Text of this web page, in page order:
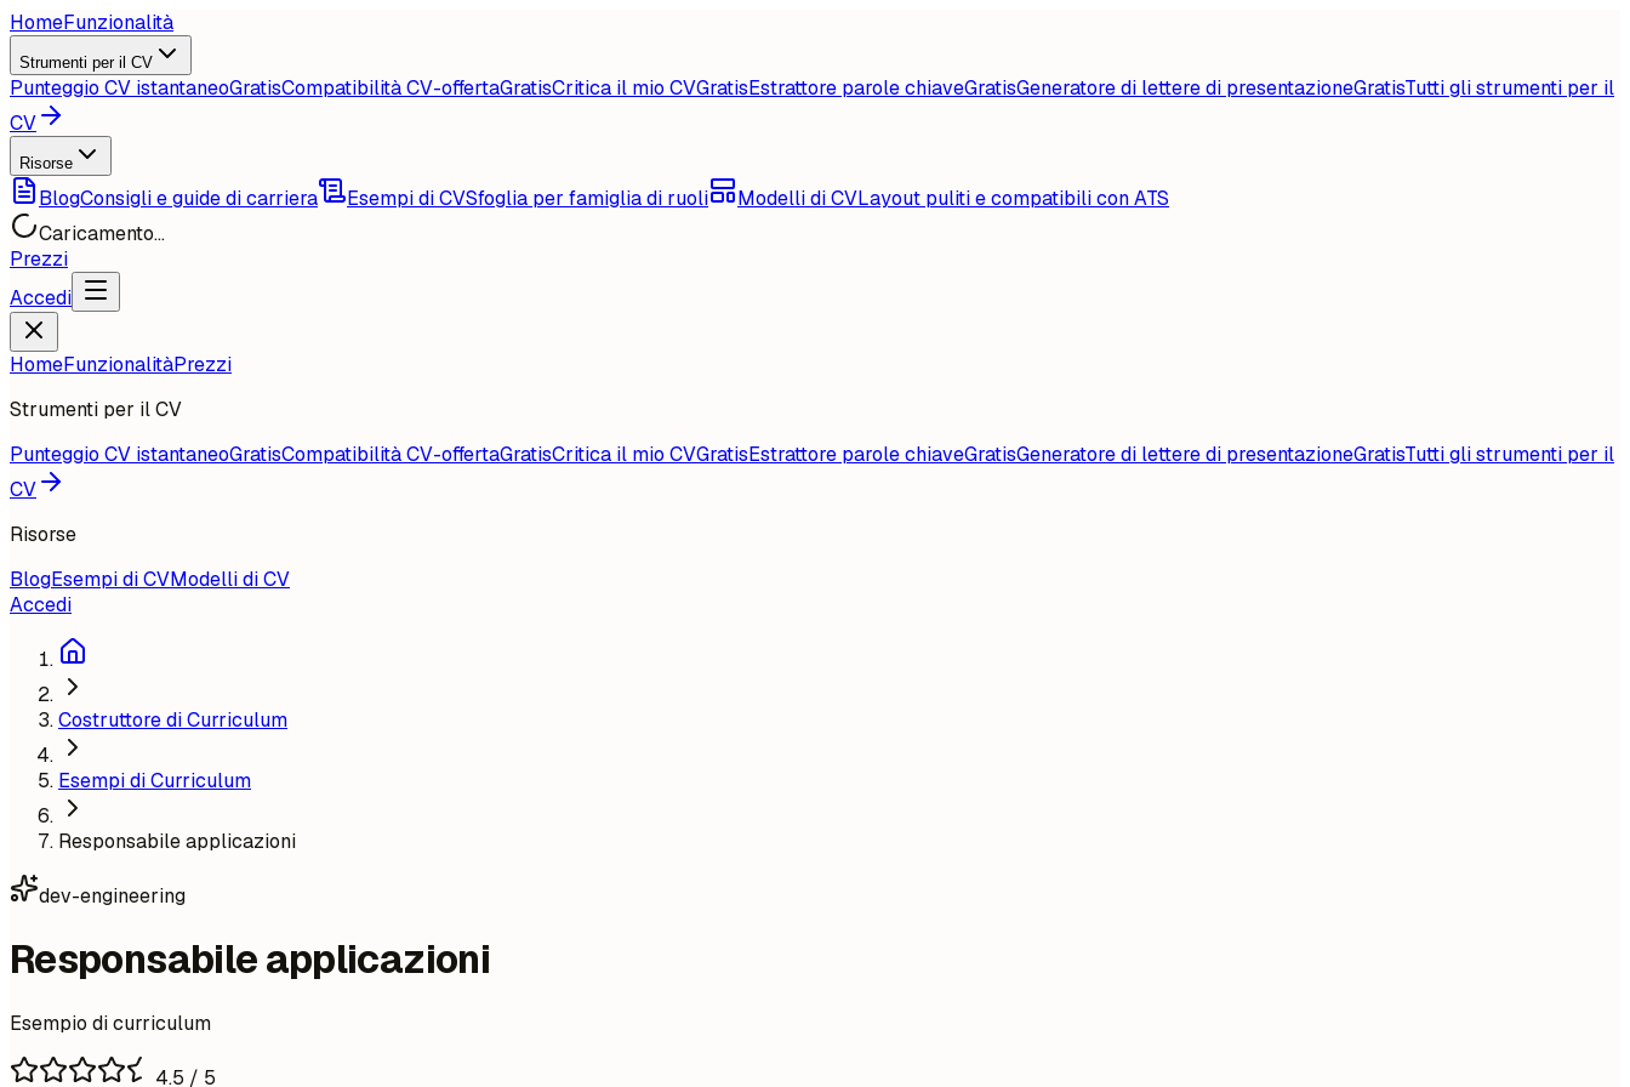
HomeFunzionalità
Strumenti per il CV
Punteggio CV istantaneoGratisCompatibilità CV-offertaGratisCritica il mio CVGratisEstrattore parole chiaveGratisGeneratore di lettere di presentazioneGratisTutti gli strumenti per il
CV
Risorse
BlogConsigli e guide di carriera Esempi di CVSfoglia per famiglia di ruoli Modelli di CVLayout puliti e compatibili con ATS
Caricamento...
Prezzi
Accedi
HomeFunzionalitàPrezzi
Strumenti per il CV
Punteggio CV istantaneoGratisCompatibilità CV-offertaGratisCritica il mio CVGratisEstrattore parole chiaveGratisGeneratore di lettere di presentazioneGratisTutti gli strumenti per il
CV
Risorse
BlogEsempi di CVModelli di CV
Accedi
Costruttore di Curriculum
Esempi di Curriculum
Responsabile applicazioni
dev-engineering
Responsabile applicazioni
Esempio di curriculum
4.5 / 5